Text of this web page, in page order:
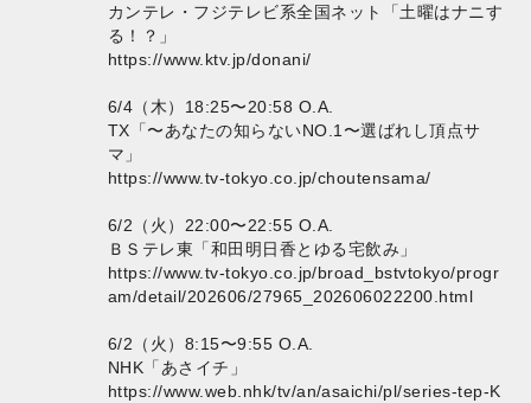
カンテレ・フジテレビ系全国ネット「土曜はナニす
る！？」
https://www.ktv.jp/donani/
6/4（木）18:25〜20:58 O.A.
TX「〜あなたの知らないNO.1〜選ばれし頂点サ
マ」
https://www.tv-tokyo.co.jp/choutensama/
6/2（火）22:00〜22:55 O.A.
ＢＳテレ東「和田明日香とゆる宅飲み」
https://www.tv-tokyo.co.jp/broad_bstvtokyo/progr
am/detail/202606/27965_202606022200.html
6/2（火）8:15〜9:55 O.A.
NHK「あさイチ」
https://www.web.nhk/tv/an/asaichi/pl/series-tep-K